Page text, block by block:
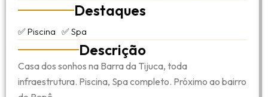
Destaques
✅ Piscina ✅ Spa
Descrição
Casa dos sonhos na Barra da Tijuca, toda
infraestrutura. Piscina, Spa completo. Próximo ao bairro